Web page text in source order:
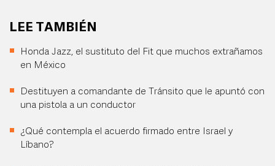
LEE TAMBIÉN
Honda Jazz, el sustituto del Fit que muchos extrañamos
en México
Destituyen a comandante de Tránsito que le apuntó con
una pistola a un conductor
¿Qué contempla el acuerdo firmado entre Israel y
Líbano?